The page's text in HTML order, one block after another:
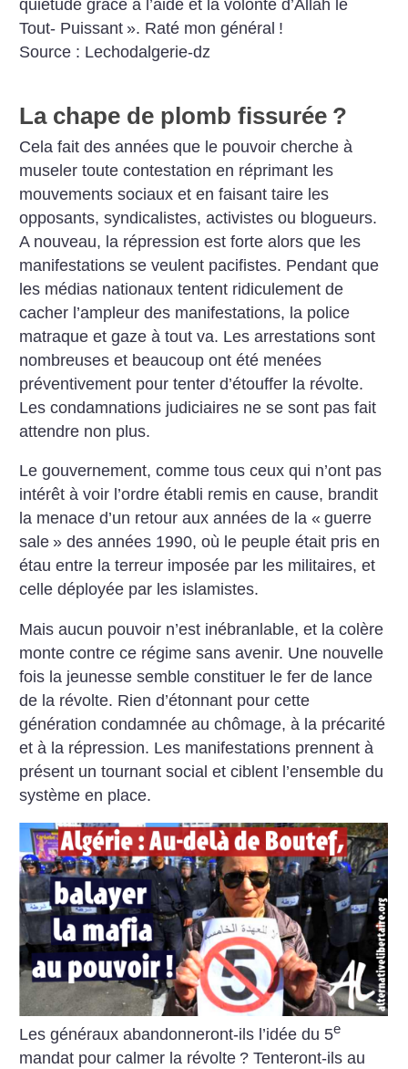
quiétude grâce à l’aide et la volonté d’Allah le
Tout- Puissant ». Raté mon général !
Source : Lechodalgerie-dz
La chape de plomb fissurée ?
Cela fait des années que le pouvoir cherche à
museler toute contestation en réprimant les
mouvements sociaux et en faisant taire les
opposants, syndicalistes, activistes ou blogueurs.
A nouveau, la répression est forte alors que les
manifestations se veulent pacifistes. Pendant que
les médias nationaux tentent ridiculement de
cacher l’ampleur des manifestations, la police
matraque et gaze à tout va. Les arrestations sont
nombreuses et beaucoup ont été menées
préventivement pour tenter d’étouffer la révolte.
Les condamnations judiciaires ne se sont pas fait
attendre non plus.
Le gouvernement, comme tous ceux qui n’ont pas
intérêt à voir l’ordre établi remis en cause, brandit
la menace d’un retour aux années de la « guerre
sale » des années 1990, où le peuple était pris en
étau entre la terreur imposée par les militaires, et
celle déployée par les islamistes.
Mais aucun pouvoir n’est inébranlable, et la colère
monte contre ce régime sans avenir. Une nouvelle
fois la jeunesse semble constituer le fer de lance
de la révolte. Rien d’étonnant pour cette
génération condamnée au chômage, à la précarité
et à la répression. Les manifestations prennent à
présent un tournant social et ciblent l’ensemble du
système en place.
Les généraux abandonneront-ils l’idée du 5e
mandat pour calmer la révolte ? Tenteront-ils au